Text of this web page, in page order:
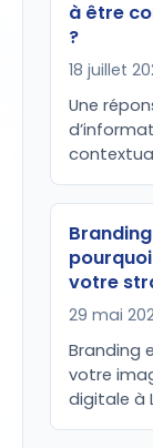
à être
?
18 juillet
Une
votre
29 mai
Branding
votre
digitale à